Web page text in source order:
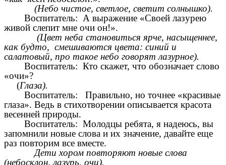
(Небо чистое, светлое, светит солнышко).
Воспитатель: А выражение «Своей лазурею
живой слепит мне очи он!».
(Цвет неба становиться ярче, насыщеннее,
как будто, смешиваются цвета: синий и
салатовый, про такое небо говорят лазурное).
Воспитатель: Кто скажет, что обозначает слово
«очи»?
(Глаза).
Воспитатель:
Правильно, но точнее «красивые
глаза». Ведь в стихотворении описывается красота
весенней природы.
Воспитатель: Молодцы ребята, я надеюсь, вы
запомнили новые слова и их значение, давайте еще
раз повторим все вместе.
Дети хором повторяют новые слова
(небосклон, лазурь, очи).